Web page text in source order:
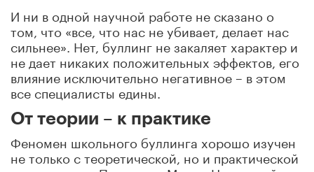
И ни в одной научной работе не сказано о
том, что «все, что нас не убивает, делает нас
сильнее». Нет, буллинг не закаляет характер и
не дает никаких положительных эффектов, его
влияние исключительно негативное – в этом
все специалисты едины.
От теории – к практике
Феномен школьного буллинга хорошо изучен
не только с теоретической, но и практической